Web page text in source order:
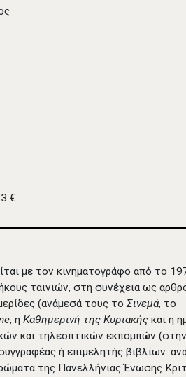
€
με τον κινηματογράφο από το
ταινιών, στη συνέχεια ως
(ανάμεσά τους τοΣινεμά, το
, ηΚαθημερινή της Κυριακήςκαι η
και τηλεοπτικών εκπομπών
ή επιμελητής βιβλίων:
της Πανελλήνιας Ένωσης